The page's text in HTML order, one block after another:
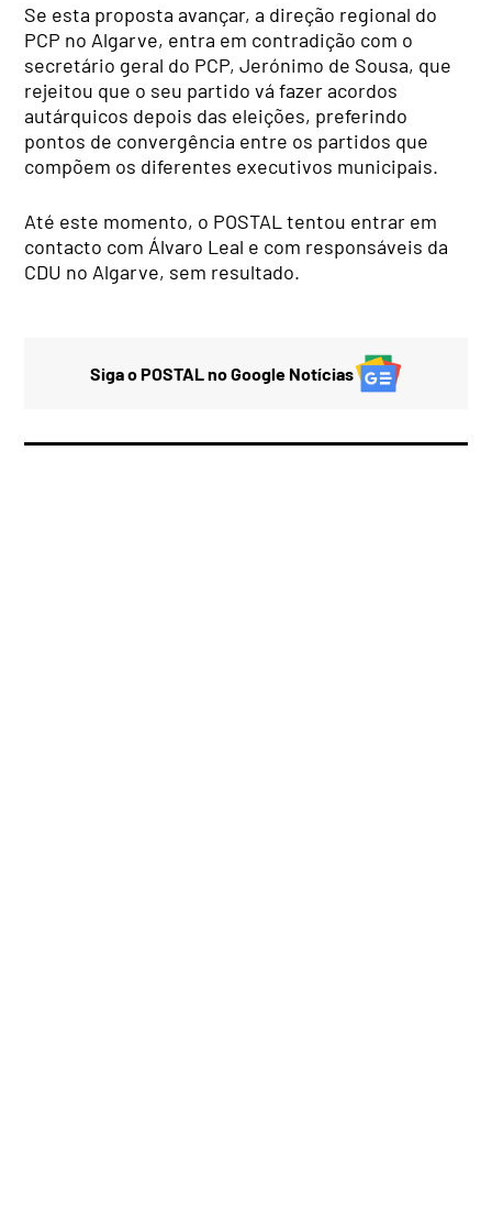
Se esta proposta avançar, a direção regional do
PCP no Algarve, entra em contradição com o
secretário geral do PCP, Jerónimo de Sousa, que
rejeitou que o seu partido vá fazer acordos
autárquicos depois das eleições, preferindo
pontos de convergência entre os partidos que
compõem os diferentes executivos municipais.
Até este momento, o POSTAL tentou entrar em
contacto com Álvaro Leal e com responsáveis da
CDU no Algarve, sem resultado.
Siga o POSTAL no Google Notícias